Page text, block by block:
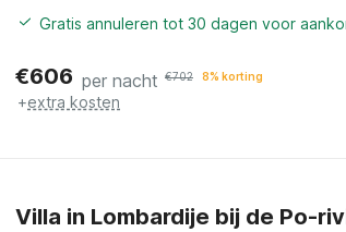
Gratis annuleren tot 30 dagen voor
€606 per nacht €702 8% korting
+extra kosten
Villa in Lombardije bij de Po-